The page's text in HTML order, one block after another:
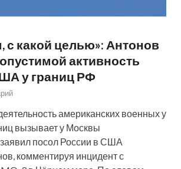
с какой целью»: Антонов
активность
у границ РФ
американских военных у
вызывает у Москвы
заявил посол России в США
комментируя инцидент с